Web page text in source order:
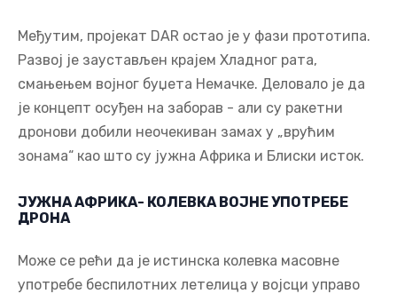
Међутим, пројекат DAR остао је у фази прототипа.
Развој је заустављен крајем Хладног рата,
смањењем војног буџета Немачке. Деловало је да
је концепт осуђен на заборав - али су ракетни
дронови добили неочекиван замах у „врућим
зонама“ као што су јужна Африка и Блиски исток.
ЈУЖНА АФРИКА- КОЛЕВКА ВОЈНЕ УПОТРЕБЕ
ДРОНА
Може се рећи да је истинска колевка масовне
употребе беспилотних летелица у војсци управо